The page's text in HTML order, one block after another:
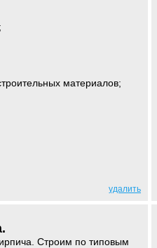
материалов;
удалить
Строим по типовым